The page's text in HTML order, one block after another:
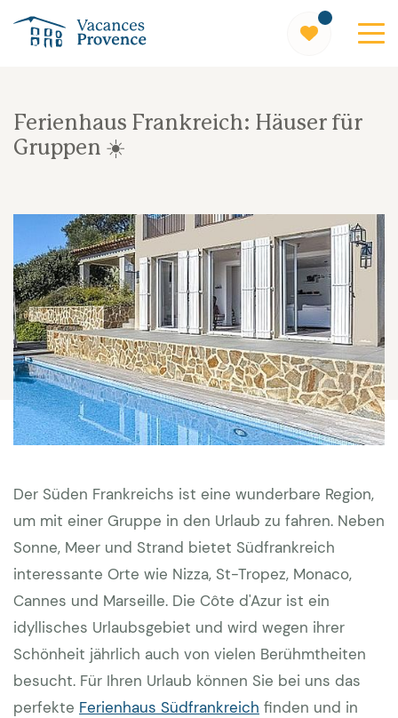
Ferienhaus Frankreich: Häuser für
Gruppen ☀️
Der Süden Frankreichs ist eine wunderbare Region,
um mit einer Gruppe in den Urlaub zu fahren. Neben
Sonne, Meer und Strand bietet Südfrankreich
interessante Orte wie Nizza, St-Tropez, Monaco,
Cannes und Marseille. Die Côte d'Azur ist ein
idyllisches Urlaubsgebiet und wird wegen ihrer
Schönheit jährlich auch von vielen Berühmtheiten
besucht. Für Ihren Urlaub können Sie bei uns das
perfekte Ferienhaus Südfrankreich finden und in